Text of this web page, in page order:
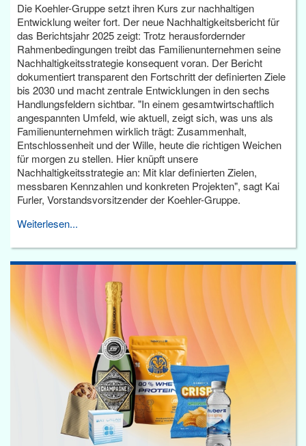
Die Koehler-Gruppe setzt ihren Kurs zur nachhaltigen
Entwicklung weiter fort. Der neue Nachhaltigkeitsbericht für
das Berichtsjahr 2025 zeigt: Trotz herausfordernder
Rahmenbedingungen treibt das Familienunternehmen seine
Nachhaltigkeitsstrategie konsequent voran. Der Bericht
dokumentiert transparent den Fortschritt der definierten Ziele
bis 2030 und macht zentrale Entwicklungen in den sechs
Handlungsfeldern sichtbar. "In einem gesamtwirtschaftlich
angespannten Umfeld, wie aktuell, zeigt sich, was uns als
Familienunternehmen wirklich trägt: Zusammenhalt,
Entschlossenheit und der Wille, heute die richtigen Weichen
für morgen zu stellen. Hier knüpft unsere
Nachhaltigkeitsstrategie an: Mit klar definierten Zielen,
messbaren Kennzahlen und konkreten Projekten", sagt Kai
Furler, Vorstandsvorsitzender der Koehler-Gruppe.
Weiterlesen...